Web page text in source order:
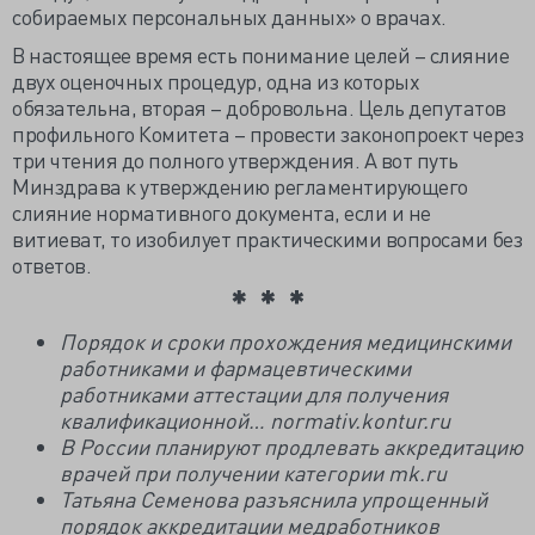
собираемых персональных данных» о врачах.
В настоящее время есть понимание целей – слияние
двух оценочных процедур, одна из которых
обязательна, вторая – добровольна. Цель депутатов
профильного Комитета – провести законопроект через
три чтения до полного утверждения. А вот путь
Минздрава к утверждению регламентирующего
слияние нормативного документа, если и не
витиеват, то изобилует практическими вопросами без
ответов.
Порядок и сроки прохождения медицинскими
работниками и фармацевтическими
работниками аттестации для получения
квалификационной… normativ.kontur.ru
В России планируют продлевать аккредитацию
врачей при получении категории mk.ru
Татьяна Семенова разъяснила упрощенный
порядок аккредитации медработников